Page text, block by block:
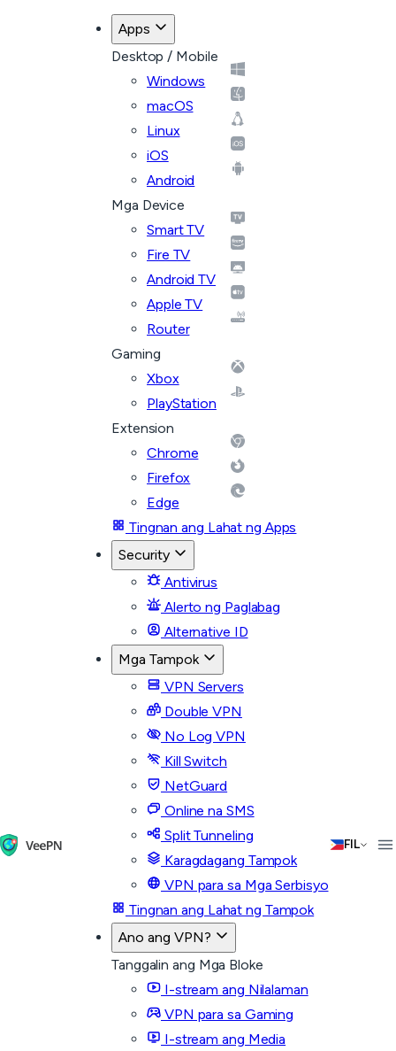
Apps
Desktop / Mobile
Windows
macOS
Linux
iOS
Android
Mga Device
Smart TV
Fire TV
Android TV
Apple TV
Router
Gaming
Xbox
PlayStation
Extension
Chrome
Firefox
Edge
Tingnan ang Lahat ng Apps
Security
Antivirus
Alerto ng Paglabag
Alternative ID
Mga Tampok
VPN Servers
Double VPN
No Log VPN
Kill Switch
NetGuard
Online na SMS
Split Tunneling
Karagdagang Tampok
VPN para sa Mga Serbisyo
Tingnan ang Lahat ng Tampok
Ano ang VPN?
Tanggalin ang Mga Bloke
I-stream ang Nilalaman
VPN para sa Gaming
I-stream ang Media
FIL